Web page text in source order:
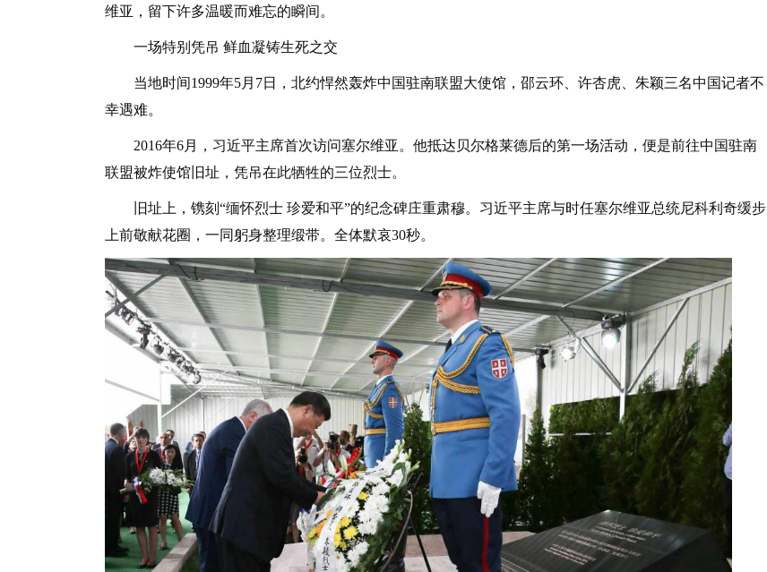
维亚，留下许多温暖而难忘的瞬间。
一场特别凭吊 鲜血凝铸生死之交
当地时间1999年5月7日，北约悍然轰炸中国驻南联盟大使馆，邵云环、许杏虎、朱颖三名中国记者不
幸遇难。
2016年6月，习近平主席首次访问塞尔维亚。他抵达贝尔格莱德后的第一场活动，便是前往中国驻南
联盟被炸使馆旧址，凭吊在此牺牲的三位烈士。
旧址上，镌刻“缅怀烈士 珍爱和平”的纪念碑庄重肃穆。习近平主席与时任塞尔维亚总统尼科利奇缓步
上前敬献花圈，一同躬身整理缎带。全体默哀30秒。